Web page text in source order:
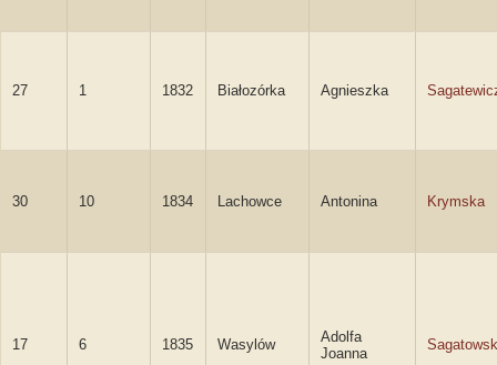
27 1 1832 Białozórka Agnieszka
30 10 1834 Lachowce Antonina Krymska
17 6 1835 Wasylów
Adolfa
Joanna